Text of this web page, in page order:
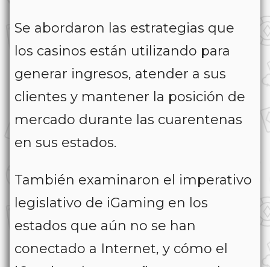
Se abordaron las estrategias que
los casinos están utilizando para
generar ingresos, atender a sus
clientes y mantener la posición de
mercado durante las cuarentenas
en sus estados.
También examinaron el imperativo
legislativo de iGaming en los
estados que aún no se han
conectado a Internet, y cómo el